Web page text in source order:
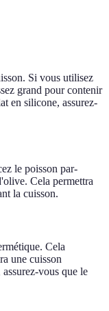
Si vous utilisez
grand pour contenir
en silicone, assurez-
le poisson par-
Cela permettra
la cuisson.
Cela
une cuisson
vous que le